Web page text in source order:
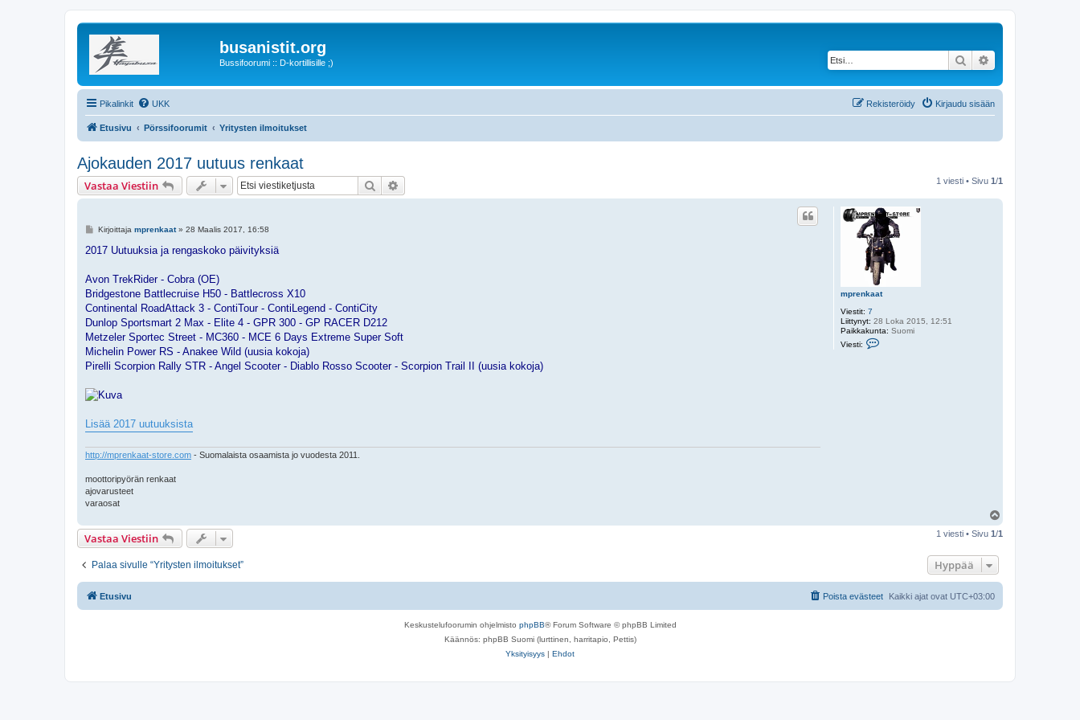
busanistit.org
Bussifoorumi :: D-kortillisille ;) Etsi
Pikalinkit UKK Kirjaudu sisään
Rekisteröidy
Etusivu Pörssifoorumit Yritysten ilmoitukset
Ajokauden 2017 uutuus renkaat
Vastaa Viestiin Etsi 1 viesti • Sivu 1/1
mprenkaat
Viestit: 7
Liittynyt: 28 Loka 2015, 12:51
Paikkakunta: Suomi
Viesti:
V
e
i
Kirjoittaja mprenkaat» 28 Maalis 2017, 16:58
2017 Uutuuksia ja rengaskoko päivityksiä
Avon TrekRider - Cobra (OE)
Bridgestone Battlecruise H50 - Battlecross X10
Continental RoadAttack 3 - ContiTour - ContiLegend - ContiCity
Dunlop Sportsmart 2 Max - Elite 4 - GPR 300 - GP RACER D212
Metzeler Sportec Street - MC360 - MCE 6 Days Extreme Super Soft
Michelin Power RS - Anakee Wild (uusia kokoja)
Pirelli Scorpion Rally STR - Angel Scooter - Diablo Rosso Scooter - Scorpion Trail II (uusia kokoja)
Lisää 2017 uutuuksista
http://mprenkaat-store.com - Suomalaista osaamista jo vuodesta 2011.
moottoripyörän renkaat
ajovarusteet
varaosat
ö
Vastaa Viestiin 1 viesti • Sivu 1/1
Palaa sivulle “Yritysten ilmoitukset” Hyppää
Etusivu Kaikki ajat ovat UTC+03:00
Poista evästeet
Keskustelufoorumin ohjelmisto phpBB® Forum Software © phpBB Limited
Käännös: phpBB Suomi (lurttinen, harritapio, Pettis)
Yksityisyys | Ehdot